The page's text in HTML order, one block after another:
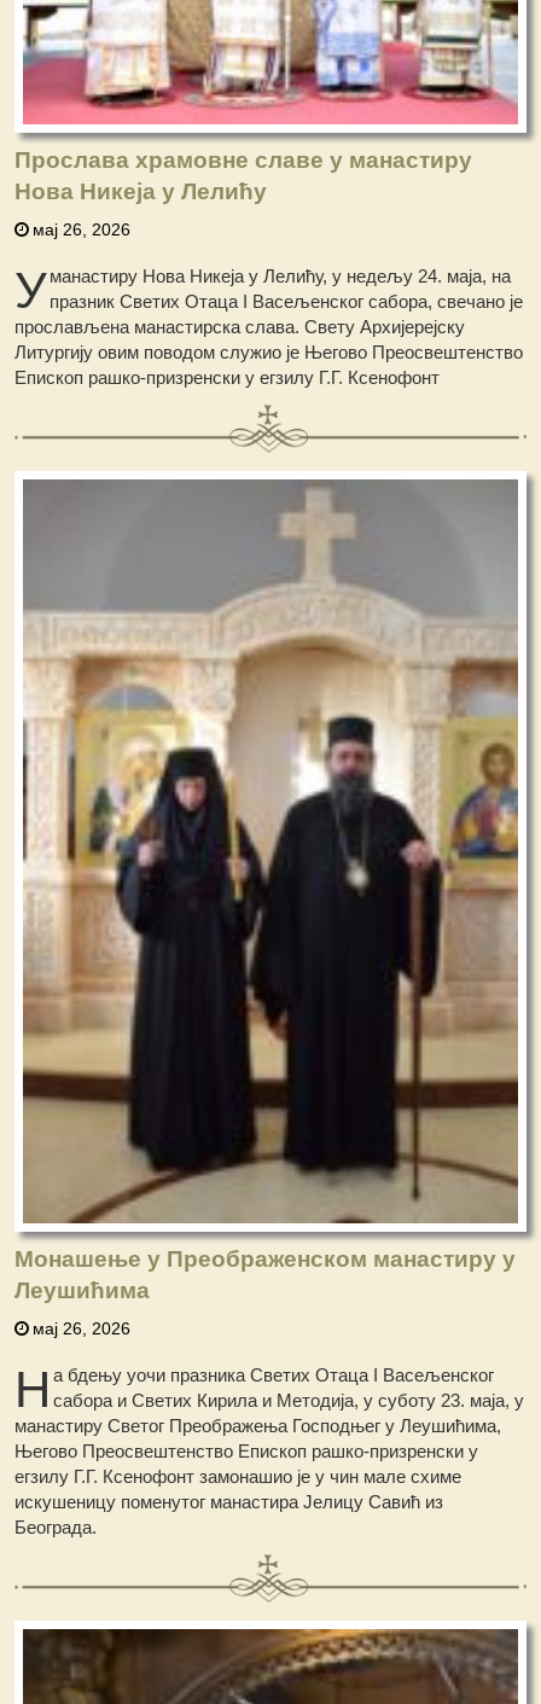
Прослава храмовне славе у манастиру
Нова Никеја у Лелићу
мај 26, 2026
Уманастиру Нова Никеја у Лелићу, у недељу 24. маја, на
празник Светих Отаца I Васељенског сабора, свечано је
прослављена манастирска слава. Свету Архијерејску
Литургију овим поводом служио је Његово Преосвештенство
Епископ рашко-призренски у егзилу Г.Г. Ксенофонт
Монашење у Преображенском манастиру у
Леушићима
мај 26, 2026
Н а бдењу уочи празника Светих Отаца I Васељенског
сабора и Светих Кирила и Методија, у суботу 23. маја, у
манастиру Светог Преображења Господњег у Леушићима,
Његово Преосвештенство Епископ рашко-призренски у
егзилу Г.Г. Ксенофонт замонашио је у чин мале схиме
искушеницу поменутог манастира Јелицу Савић из
Београда.